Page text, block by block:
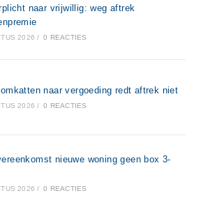
naar vrijwillig: weg aftrek
2026 / 0 REACTIES
omkatten naar vergoeding redt aftrek niet
2026 / 0 REACTIES
nieuwe woning geen box 3-
2026 / 0 REACTIES